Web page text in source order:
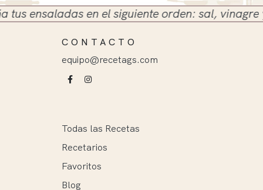
en el siguiente orden: sal, vinagre y
CONTACTO
equipo@recetags.com
Todas las Recetas
Recetarios
Favoritos
Blog